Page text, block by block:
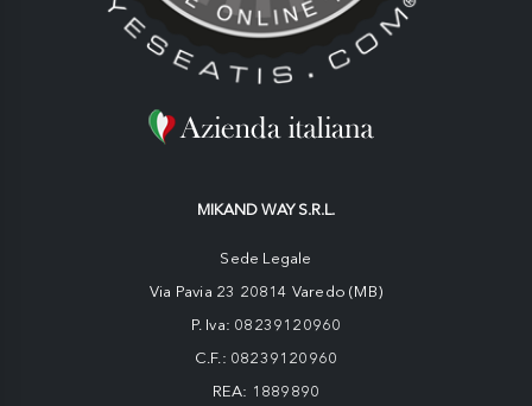
MIKAND WAY S.R.L.
Sede Legale
Via Pavia 23 20814 Varedo (MB)
P. Iva: 08239120960
C.F.: 08239120960
REA: 1889890